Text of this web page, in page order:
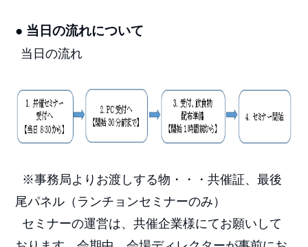
● 当日の流れについて
当日の流れ
※事務局よりお渡しする物・・・共催証、最後
尾パネル（ランチョンセミナーのみ）
セミナーの運営は、共催企業様にてお願いして